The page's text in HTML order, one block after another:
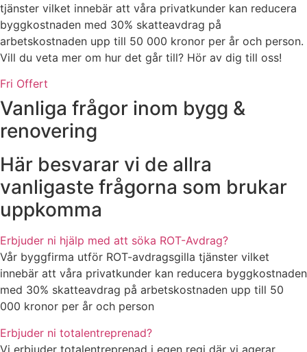
tjänster vilket innebär att våra privatkunder kan reducera
byggkostnaden med 30% skatteavdrag på
arbetskostnaden upp till 50 000 kronor per år och person.
Vill du veta mer om hur det går till? Hör av dig till oss!
Fri Offert
Vanliga frågor inom bygg &
renovering
Här besvarar vi de allra
vanligaste frågorna som brukar
uppkomma
Erbjuder ni hjälp med att söka ROT-Avdrag?
Vår byggfirma utför ROT-avdragsgilla tjänster vilket
innebär att våra privatkunder kan reducera byggkostnaden
med 30% skatteavdrag på arbetskostnaden upp till 50
000 kronor per år och person
Erbjuder ni totalentreprenad?
Vi erbjuder totalentreprenad i egen regi där vi agerar